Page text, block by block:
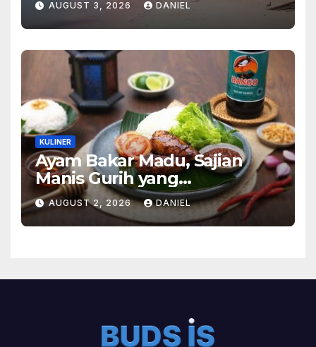
Alam Tak Terlupakan
AUGUST 3, 2026 DANIEL
KULINER
Ayam Bakar Madu, Sajian
Manis Gurih yang
Menghangatkan Suasana
Makan
AUGUST 2, 2026 DANIEL